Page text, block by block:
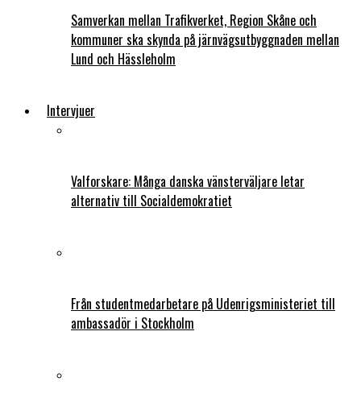
Samverkan mellan Trafikverket, Region Skåne och
kommuner ska skynda på järnvägsutbyggnaden mellan
Lund och Hässleholm
Intervjuer
Valforskare: Många danska vänsterväljare letar
alternativ till Socialdemokratiet
Från studentmedarbetare på Udenrigsministeriet till
ambassadör i Stockholm